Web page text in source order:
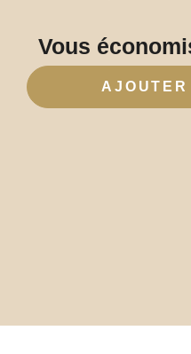
Vous